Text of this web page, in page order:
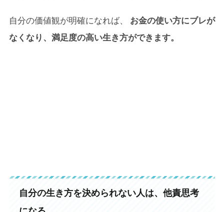
自分の価値観が明確になれば、 お金の使い方にブレが
なくなり、満足度の高い生き方ができます。
自分の生き方を決められない人は、他責思考